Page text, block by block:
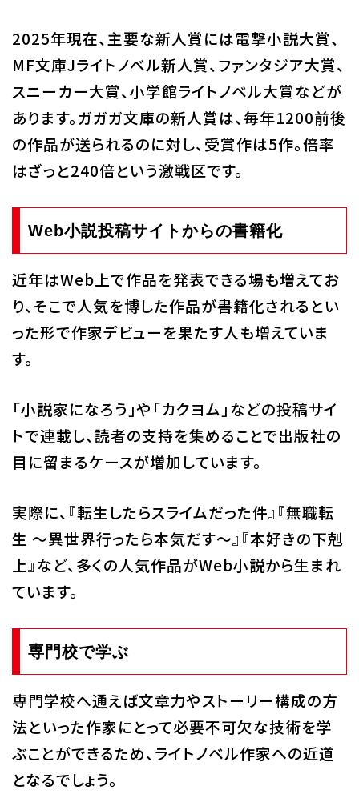
2025年現在、主要な新人賞には電撃小説大賞、
MF文庫Jライトノベル新人賞、ファンタジア大賞、
スニーカー大賞、小学館ライトノベル大賞などが
あります。ガガガ文庫の新人賞は、毎年1200前後
の作品が送られるのに対し、受賞作は5作。倍率
はざっと240倍という激戦区です。
Web小説投稿サイトからの書籍化
近年はWeb上で作品を発表できる場も増えてお
り、そこで人気を博した作品が書籍化されるとい
った形で作家デビューを果たす人も増えていま
す。
「小説家になろう」や「カクヨム」などの投稿サイ
トで連載し、読者の支持を集めることで出版社の
目に留まるケースが増加しています。
実際に、『転生したらスライムだった件』『無職転
生 〜異世界行ったら本気だす〜』『本好きの下剋
上』など、多くの人気作品がWeb小説から生まれ
ています。
専門校で学ぶ
専門学校へ通えば文章力やストーリー構成の方
法といった作家にとって必要不可欠な技術を学
ぶことができるため、ライトノベル作家への近道
となるでしょう。